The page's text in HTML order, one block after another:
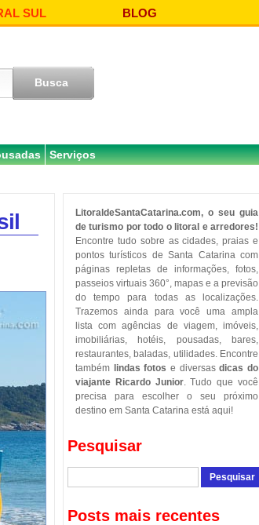
SUL BLOG
Serviços
LitoraldeSantaCatarina.com, o seu guia
de turismo por todo o litoral e arredores!
Encontre tudo sobre as cidades, praias e
pontos turísticos de Santa Catarina com
páginas repletas de informações, fotos,
passeios virtuais 360°, mapas e a previsão
do tempo para todas as localizações.
Trazemos ainda para você uma ampla
lista com agências de viagem, imóveis,
imobiliárias, hotéis, pousadas, bares,
restaurantes, baladas, utilidades. Encontre
também
lindas fotos e diversasdicas do
viajante Ricardo Junior. Tudo que você
precisa para escolher o seu próximo
destino em Santa Catarina está aqui!
Pesquisar
Posts mais recentes